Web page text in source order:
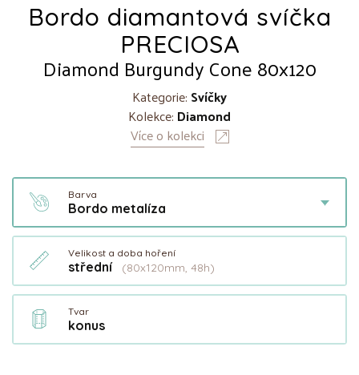
Bordo diamantová svíčka
PRECIOSA
Diamond Burgundy Cone 80x120
Kategorie: Svíčky
Kolekce: Diamond
Více o kolekci
Barva
Bordo metalíza
Velikost a doba hoření
střední (80x120mm, 48h)
Tvar
konus